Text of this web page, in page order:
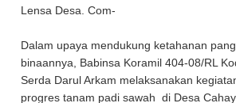
Lensa Desa. Com-
Dalam upaya mendukung ketahanan
binaannya, Babinsa Koramil 404-08/RL
Serda Darul Arkam melaksanakan
progres tanam padi sawah di Desa